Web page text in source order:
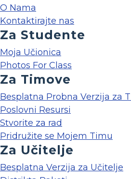
O Nama
Kontaktirajte nas
Za Studente
Moja Učionica
Photos For Class
Za Timove
Besplatna Probna Verzija za
Poslovni Resursi
Stvorite za rad
Pridružite se Mojem Timu
Za Učitelje
Besplatna Verzija za Učitelje